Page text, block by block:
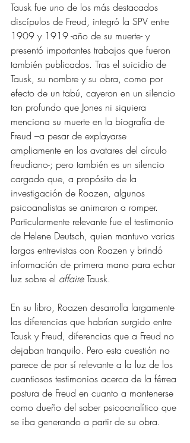
Tausk fue uno de los más destacados
discípulos de Freud, integró la SPV entre
1909 y 1919 -año de su muerte- y
presentó importantes trabajos que fueron
también publicados. Tras el suicidio de
Tausk, su nombre y su obra, como por
efecto de un tabú, cayeron en un silencio
tan profundo que Jones ni siquiera
menciona su muerte en la biografía de
Freud –a pesar de explayarse
ampliamente en los avatares del círculo
freudiano-; pero también es un silencio
cargado que, a propósito de la
investigación de Roazen, algunos
psicoanalistas se animaron a romper.
Particularmente relevante fue el testimonio
de Helene Deutsch, quien mantuvo varias
largas entrevistas con Roazen y brindó
información de primera mano para echar
luz sobre el affaire Tausk.
En su libro, Roazen desarrolla largamente
las diferencias que habrían surgido entre
Tausk y Freud, diferencias que a Freud no
dejaban tranquilo. Pero esta cuestión no
parece de por sí relevante a la luz de los
cuantiosos testimonios acerca de la férrea
postura de Freud en cuanto a mantenerse
como dueño del saber psicoanalítico que
se iba generando a partir de su obra.